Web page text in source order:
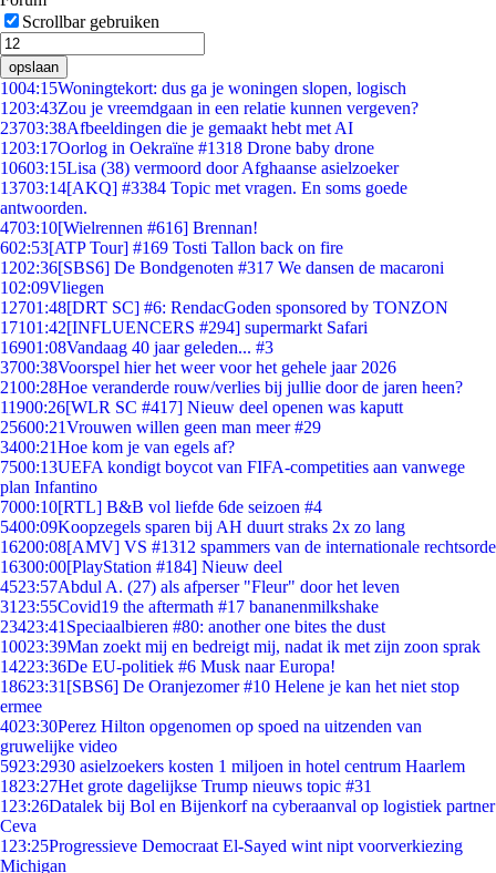
Scrollbar gebruiken
opslaan
1004:15Woningtekort: dus ga je woningen slopen, logisch
1203:43Zou je vreemdgaan in een relatie kunnen vergeven?
23703:38Afbeeldingen die je gemaakt hebt met AI
1203:17Oorlog in Oekraïne #1318 Drone baby drone
10603:15Lisa (38) vermoord door Afghaanse asielzoeker
13703:14[AKQ] #3384 Topic met vragen. En soms goede
antwoorden.
4703:10[Wielrennen #616] Brennan!
602:53[ATP Tour] #169 Tosti Tallon back on fire
1202:36[SBS6] De Bondgenoten #317 We dansen de macaroni
102:09Vliegen
12701:48[DRT SC] #6: RendacGoden sponsored by TONZON
17101:42[INFLUENCERS #294] supermarkt Safari
16901:08Vandaag 40 jaar geleden... #3
3700:38Voorspel hier het weer voor het gehele jaar 2026
2100:28Hoe veranderde rouw/verlies bij jullie door de jaren heen?
11900:26[WLR SC #417] Nieuw deel openen was kaputt
25600:21Vrouwen willen geen man meer #29
3400:21Hoe kom je van egels af?
7500:13UEFA kondigt boycot van FIFA-competities aan vanwege
plan Infantino
7000:10[RTL] B&B vol liefde 6de seizoen #4
5400:09Koopzegels sparen bij AH duurt straks 2x zo lang
16200:08[AMV] VS #1312 spammers van de internationale rechtsorde
16300:00[PlayStation #184] Nieuw deel
4523:57Abdul A. (27) als afperser "Fleur" door het leven
31 23:55Covid19 the aftermath #17 bananenmilkshake
23423:41 Speciaalbieren #80: another one bites the dust
10023:39Man zoekt mij en bedreigt mij, nadat ik met zijn zoon sprak
14223:36De EU-politiek #6 Musk naar Europa!
18623:31 [SBS6] De Oranjezomer #10 Helene je kan het niet stop
ermee
4023:30Perez Hilton opgenomen op spoed na uitzenden van
gruwelijke video
5923:2930 asielzoekers kosten 1 miljoen in hotel centrum Haarlem
1823:27Het grote dagelijkse Trump nieuws topic #31
1 23:26Datalek bij Bol en Bijenkorf na cyberaanval op logistiek partner
Ceva
1 23:25Progressieve Democraat El-Sayed wint nipt voorverkiezing
Michigan